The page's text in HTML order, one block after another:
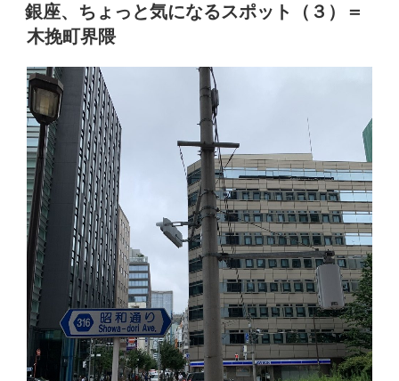
銀座、ちょっと気になるスポット（３）＝
木挽町界隈